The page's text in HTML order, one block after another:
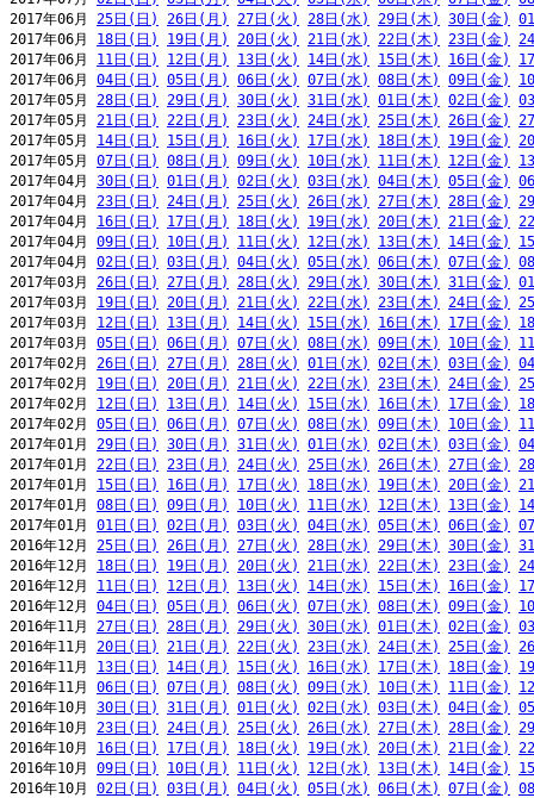
2017年06月 25日(日) 26日(月) 27日(火) 28日(水) 29日(木) 30日(金)
2017年06月 18日(日) 19日(月) 20日(火) 21日(水) 22日(木) 23日(金)
2017年06月 11日(日) 12日(月) 13日(火) 14日(水) 15日(木) 16日(金)
2017年06月 04日(日) 05日(月) 06日(火) 07日(水) 08日(木) 09日(金)
2017年05月 28日(日) 29日(月) 30日(火) 31日(水) 01日(木) 02日(金)
2017年05月 21日(日) 22日(月) 23日(火) 24日(水) 25日(木) 26日(金)
2017年05月 14日(日) 15日(月) 16日(火) 17日(水) 18日(木) 19日(金)
2017年05月 07日(日) 08日(月) 09日(火) 10日(水) 11日(木) 12日(金)
2017年04月 30日(日) 01日(月) 02日(火) 03日(水) 04日(木) 05日(金)
2017年04月 23日(日) 24日(月) 25日(火) 26日(水) 27日(木) 28日(金)
2017年04月 16日(日) 17日(月) 18日(火) 19日(水) 20日(木) 21日(金)
2017年04月 09日(日) 10日(月) 11日(火) 12日(水) 13日(木) 14日(金)
2017年04月 02日(日) 03日(月) 04日(火) 05日(水) 06日(木) 07日(金)
2017年03月 26日(日) 27日(月) 28日(火) 29日(水) 30日(木) 31日(金)
2017年03月 19日(日) 20日(月) 21日(火) 22日(水) 23日(木) 24日(金)
2017年03月 12日(日) 13日(月) 14日(火) 15日(水) 16日(木) 17日(金)
2017年03月 05日(日) 06日(月) 07日(火) 08日(水) 09日(木) 10日(金)
2017年02月 26日(日) 27日(月) 28日(火) 01日(水) 02日(木) 03日(金)
2017年02月 19日(日) 20日(月) 21日(火) 22日(水) 23日(木) 24日(金)
2017年02月 12日(日) 13日(月) 14日(火) 15日(水) 16日(木) 17日(金)
2017年02月 05日(日) 06日(月) 07日(火) 08日(水) 09日(木) 10日(金)
2017年01月 29日(日) 30日(月) 31日(火) 01日(水) 02日(木) 03日(金)
2017年01月 22日(日) 23日(月) 24日(火) 25日(水) 26日(木) 27日(金)
2017年01月 15日(日) 16日(月) 17日(火) 18日(水) 19日(木) 20日(金)
2017年01月 08日(日) 09日(月) 10日(火) 11日(水) 12日(木) 13日(金)
2017年01月 01日(日) 02日(月) 03日(火) 04日(水) 05日(木) 06日(金)
2016年12月 25日(日) 26日(月) 27日(火) 28日(水) 29日(木) 30日(金)
2016年12月 18日(日) 19日(月) 20日(火) 21日(水) 22日(木) 23日(金)
2016年12月 11日(日) 12日(月) 13日(火) 14日(水) 15日(木) 16日(金)
2016年12月 04日(日) 05日(月) 06日(火) 07日(水) 08日(木) 09日(金)
2016年11月 27日(日) 28日(月) 29日(火) 30日(水) 01日(木) 02日(金)
2016年11月 20日(日) 21日(月) 22日(火) 23日(水) 24日(木) 25日(金)
2016年11月 13日(日) 14日(月) 15日(火) 16日(水) 17日(木) 18日(金)
2016年11月 06日(日) 07日(月) 08日(火) 09日(水) 10日(木) 11日(金)
2016年10月 30日(日) 31日(月) 01日(火) 02日(水) 03日(木) 04日(金)
2016年10月 23日(日) 24日(月) 25日(火) 26日(水) 27日(木) 28日(金)
2016年10月 16日(日) 17日(月) 18日(火) 19日(水) 20日(木) 21日(金)
2016年10月 09日(日) 10日(月) 11日(火) 12日(水) 13日(木) 14日(金)
2016年10月 02日(日) 03日(月) 04日(火) 05日(水) 06日(木) 07日(金)